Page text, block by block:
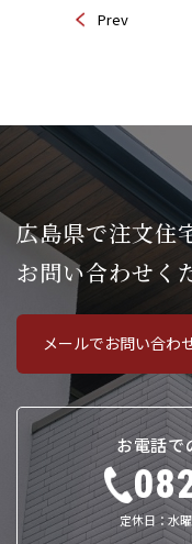
Prev
広島県で注文住
お問い合わせく
メールでお問い合わ
お電話で
定休日：水